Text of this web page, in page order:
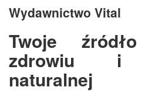
Wydawnictwo Vital
Twoje
zdrowiu i
naturalnej